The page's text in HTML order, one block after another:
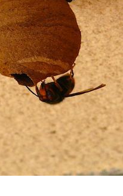
Comment
écrans en
Toujours
comment
empiète
sur nos
Cancer
stratégie